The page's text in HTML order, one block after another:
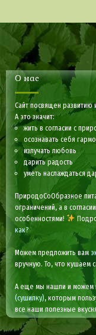
О нас
Сайт посвящен
А это значит:
жить в согласии с
осознавать себя
излучать любовь
дарить радость
уметь наслаждаться
ПриродоСоОбразное
ограничений, а в
особенностями!
как?
Можем предложить вам
вручную. То, что кушаем
А еще мы нашли и можем
(сушилку), которым
все наши полезные